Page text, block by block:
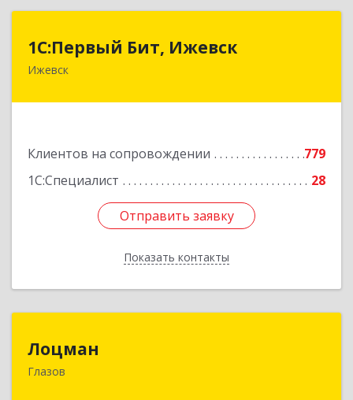
1С:Первый Бит, Ижевск
Ижевск
Клиентов на сопровождении
779
1С:Специалист
28
Отправить заявку
Показать контакты
1С:Первый Бит, Ижевск
Отправить заявку
Назад
Лоцман
Глазов
427620, Удмуртская Респ, Глазов г, Сибирская